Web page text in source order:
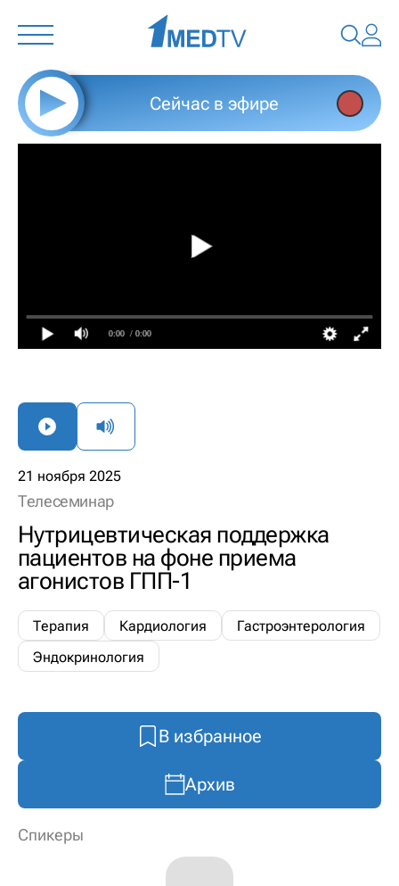
Сейчас в эфире
0:00 / 0:00
21 ноября 2025
Телесеминар
Нутрицевтическая поддержка
пациентов на фоне приема
агонистов ГПП-1
Терапия Кардиология
Гастроэнтерология
Эндокринология
В избранное
Архив
Спикеры